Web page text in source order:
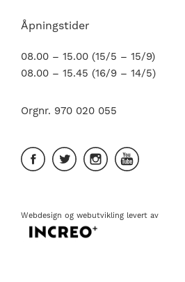
Åpningstider
08.00 – 15.00 (15/5 – 15/9)
08.00 – 15.45 (16/9 – 14/5)
Orgnr. 970 020 055
Webdesign og webutvikling levert av